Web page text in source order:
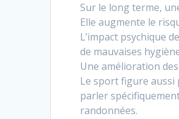
Sur le long terme,
Elle augmente le
L’impact psychique
de mauvaises
Une amélioration
Le sport figure aussi
parler
randonnées.